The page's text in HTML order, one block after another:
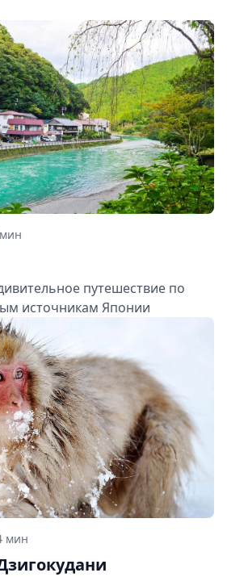
путешествие по
источникам Японии
мин